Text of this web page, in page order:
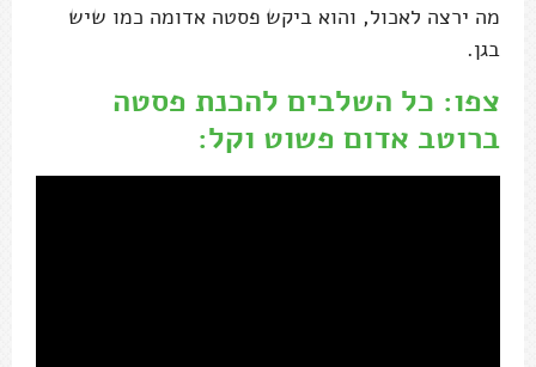
מה ירצה לאכול, והוא ביקש פסטה אדומה כמו שיש
בגן.
צפו: כל השלבים להכנת פסטה
ברוטב אדום פשוט וקל: